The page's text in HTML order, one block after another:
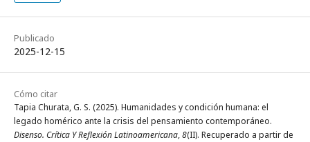
Publicado
2025-12-15
Cómo citar
Tapia Churata, G. S. (2025). Humanidades y condición humana: el
legado homérico ante la crisis del pensamiento contemporáneo.
Disenso. Crítica Y Reflexión Latinoamericana,8(II). Recuperado a partir de